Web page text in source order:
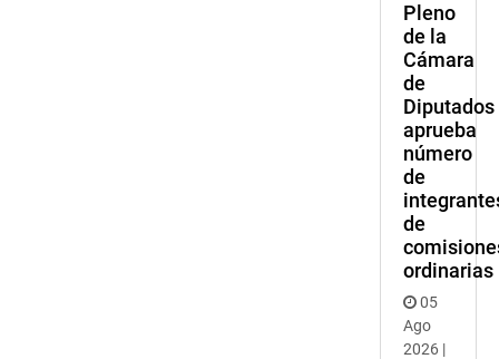
Pleno
de la
Cámara
de
Diputados
aprueba
número
de
de
ordinarias
05
Ago
2026 |